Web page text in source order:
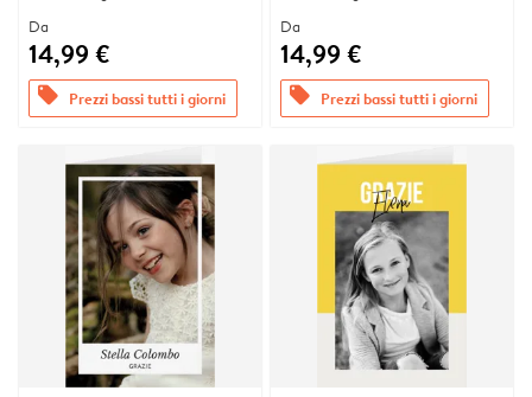
Da
14,99 €
offers Prezzi bassi tutti i giorni
Da
14,99 €
offers Prezzi bassi tutti i giorni